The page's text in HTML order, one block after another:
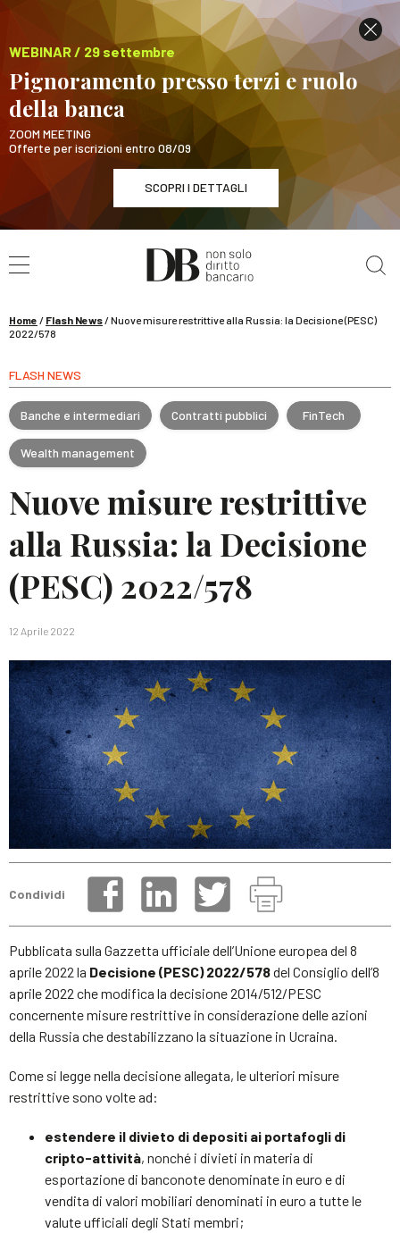
WEBINAR / 29 settembre
Pignoramento presso terzi e ruolo
della banca
ZOOM MEETING
Offerte per iscrizioni entro 08/09
SCOPRI I DETTAGLI
WEBINAR / 29 settembre
Pignoramento presso terzi e ruolo della banca
Home / Flash News/Nuove misure restrittive alla Russia: la Decisione (PESC)
2022/578
FLASH NEWS
Banche e intermediari Contratti pubblici FinTech
Wealth management
Nuove misure restrittive
alla Russia: la Decisione
(PESC) 2022/578
12 Aprile 2022
Condividi
Pubblicata sulla Gazzetta ufficiale dell’Unione europea del 8
aprile 2022 la Decisione (PESC) 2022/578del Consiglio dell’8
aprile 2022 che modifica la decisione 2014/512/PESC
concernente misure restrittive in considerazione delle azioni
della Russia che destabilizzano la situazione in Ucraina.
Come si legge nella decisione allegata, le ulteriori misure
restrittive sono volte ad:
estendere il divieto di depositi ai portafogli di
cripto-attività, nonché i divieti in materia di
esportazione di banconote denominate in euro e di
vendita di valori mobiliari denominati in euro a tutte le
valute ufficiali degli Stati membri;